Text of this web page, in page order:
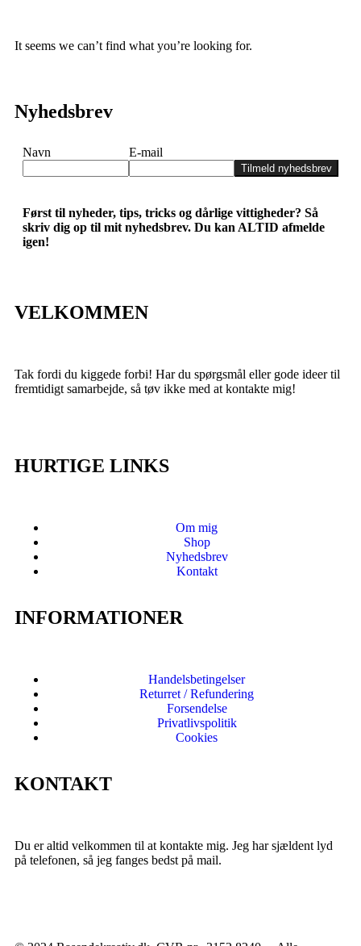
It seems we can’t find what you’re looking for.
Nyhedsbrev
Navn E-mail
Tilmeld nyhedsbrev
Først til nyheder, tips, tricks og dårlige vittigheder? Så
skriv dig op til mit nyhedsbrev. Du kan ALTID afmelde
igen!
VELKOMMEN
Tak fordi du kiggede forbi! Har du spørgsmål eller gode ideer til
fremtidigt samarbejde, så tøv ikke med at kontakte mig!
HURTIGE LINKS
Om mig
Shop
Nyhedsbrev
Kontakt
INFORMATIONER
Handelsbetingelser
Returret / Refundering
Forsendelse
Privatlivspolitik
Cookies
KONTAKT
Du er altid velkommen til at kontakte mig. Jeg har sjældent lyd
på telefonen, så jeg fanges bedst på mail.